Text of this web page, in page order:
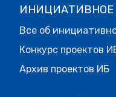
Все об
Конкурс проектов
Архив проектов ИБ